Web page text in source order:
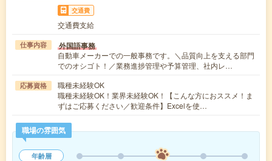
交通費
交通費支給
仕事内容 外国語事務
自動車メーカーでの一般事務です。＼品質向上を支える部門
でのオシゴト！／業務進捗管理や予算管理、社内レ…
応募資格
職種未経験OK
職種未経験OK！業界未経験OK！【こんな方におススメ！ま
ずはご応募ください／歓迎条件】Excelを使…
職場の雰囲気
年齢層